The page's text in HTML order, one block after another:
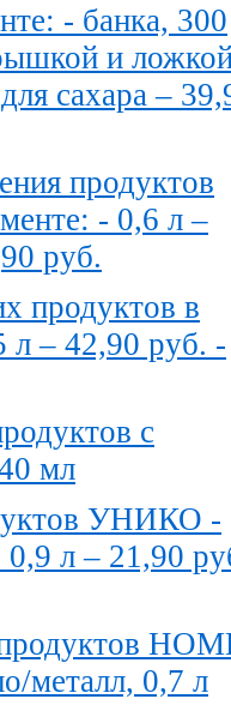
- банка, 300
и
сахара –
продуктов
- 0,6 л –
руб.
продуктов в
л – 42,90 руб. -
с
мл
УНИКО -
л – 21,90
металл, 0,7 л